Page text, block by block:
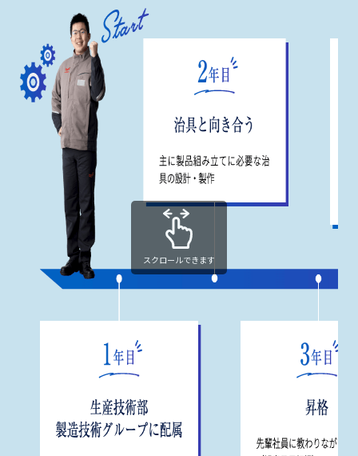
スクロールできます